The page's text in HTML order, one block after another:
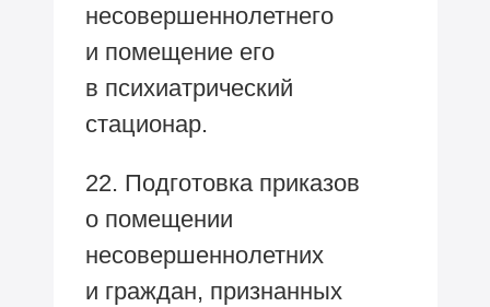
несовершеннолетнего
и помещение его
в психиатрический
стационар.
22. Подготовка приказов
о помещении
несовершеннолетних
и граждан, признанных